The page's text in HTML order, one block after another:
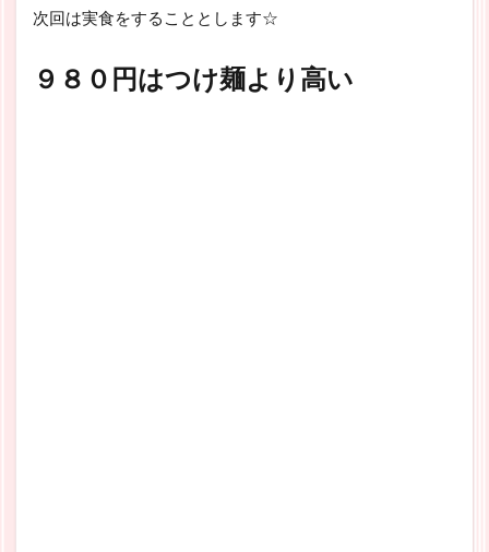
次回は実食をすることとします☆
９８０円はつけ麺より高い